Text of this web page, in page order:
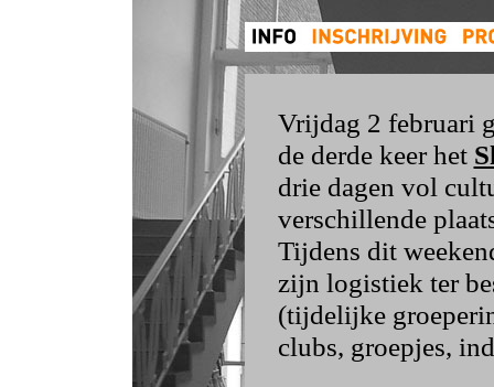
Vrijdag 2 februari
de derde keer het
drie dagen vol
verschillende
Tijdens dit
zijn logistiek ter
(tijdelijke
clubs, groepjes,